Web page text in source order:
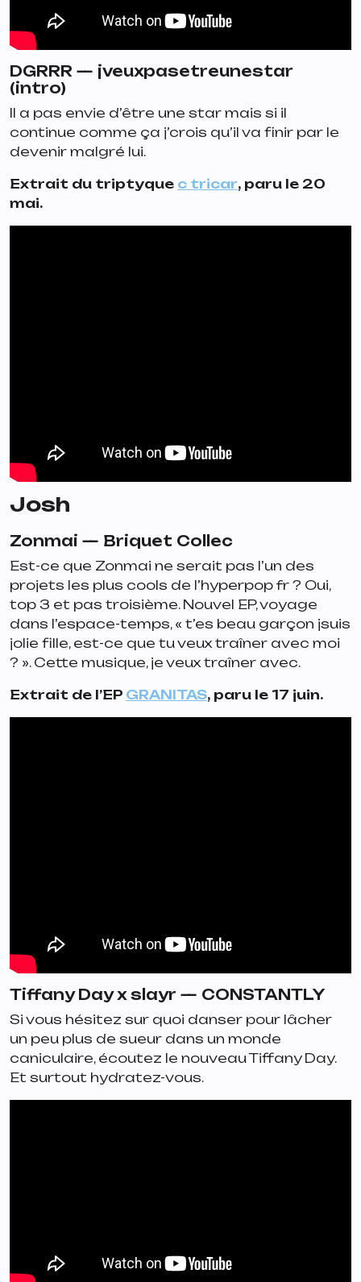
DGRRR — jveuxpasetreunestar
(intro)
Il a pas envie d’être une star mais si il
continue comme ça j’crois qu’il va finir par le
devenir malgré lui.
Extrait du triptyque c tricar, paru le 20
mai.
Josh
Zonmai — Briquet Collec
Est-ce que Zonmai ne serait pas l’un des
projets les plus cools de l’hyperpop fr ? Oui,
top 3 et pas troisième. Nouvel EP, voyage
dans l’espace-temps, « t’es beau garçon jsuis
jolie fille, est-ce que tu veux traîner avec moi
? ». Cette musique, je veux traîner avec.
Extrait de l’EP GRANITAS, paru le 17 juin.
Tiffany Day x slayr — CONSTANTLY
Si vous hésitez sur quoi danser pour lâcher
un peu plus de sueur dans un monde
caniculaire, écoutez le nouveau Tiffany Day.
Et surtout hydratez-vous.